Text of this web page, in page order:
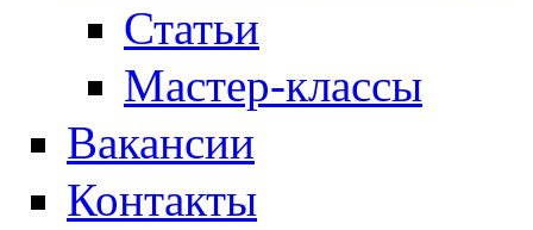
Статьи
Мастер-классы
Вакансии
Контакты